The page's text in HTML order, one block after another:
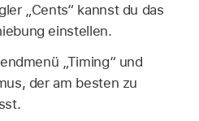
„Cents“ kannst du das
einstellen.
„Timing“ und
der am besten zu